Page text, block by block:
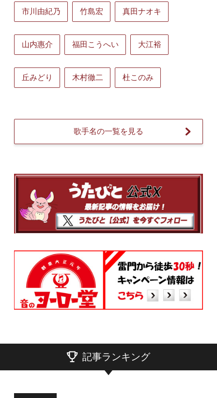
市川由紀乃 竹島宏 真田ナオキ
山内惠介 福田こうへい 大江裕
丘みどり 木村徹二 杜このみ
歌手名の一覧を見る
記事ランキング